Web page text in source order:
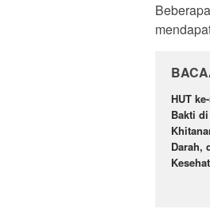
HUT
Bakti
Darah,